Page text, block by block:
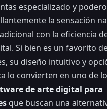
especializado y
la sensación
con la eficiencia
Si bien es un favorito
su diseño intuitivo y
lo convierten en uno de
de arte digital para
que buscan una